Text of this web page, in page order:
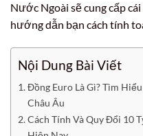
Nước Ngoài sẽ cung cấp
hướng dẫn bạn cách tính
Nội Dung Bài Viết
Đồng Euro Là Gì? Tìm
Châu Âu
Cách Tính Và Quy Đổi 10